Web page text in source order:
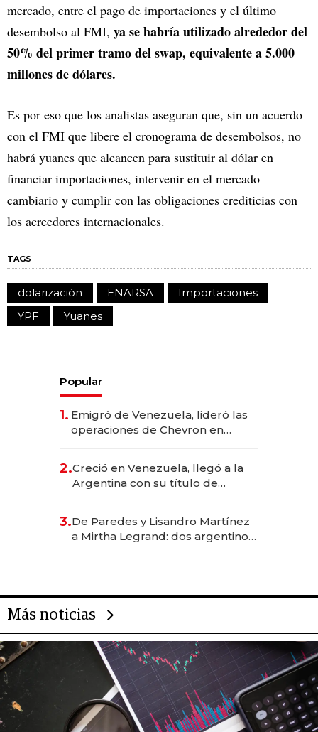
mercado, entre el pago de importaciones y el último
desembolso al FMI, ya se habría utilizado alrededor del
50% del primer tramo del swap, equivalente a 5.000
millones de dólares.
Es por eso que los analistas aseguran que, sin un acuerdo
con el FMI que libere el cronograma de desembolsos, no
habrá yuanes que alcancen para sustituir al dólar en
financiar importaciones, intervenir en el mercado
cambiario y cumplir con las obligaciones crediticias con
los acreedores internacionales.
TAGS
dolarización ENARSA
Importaciones
YPF
Yuanes
Popular
1. Emigró de Venezuela, lideró las
operaciones de Chevron en
2.Creció en Venezuela, llegó a la
Argentina con su título de
las marcas "fast premium"
3.De Paredes y Lisandro Martínez
a Mirtha Legrand: dos argentinos
Más noticias